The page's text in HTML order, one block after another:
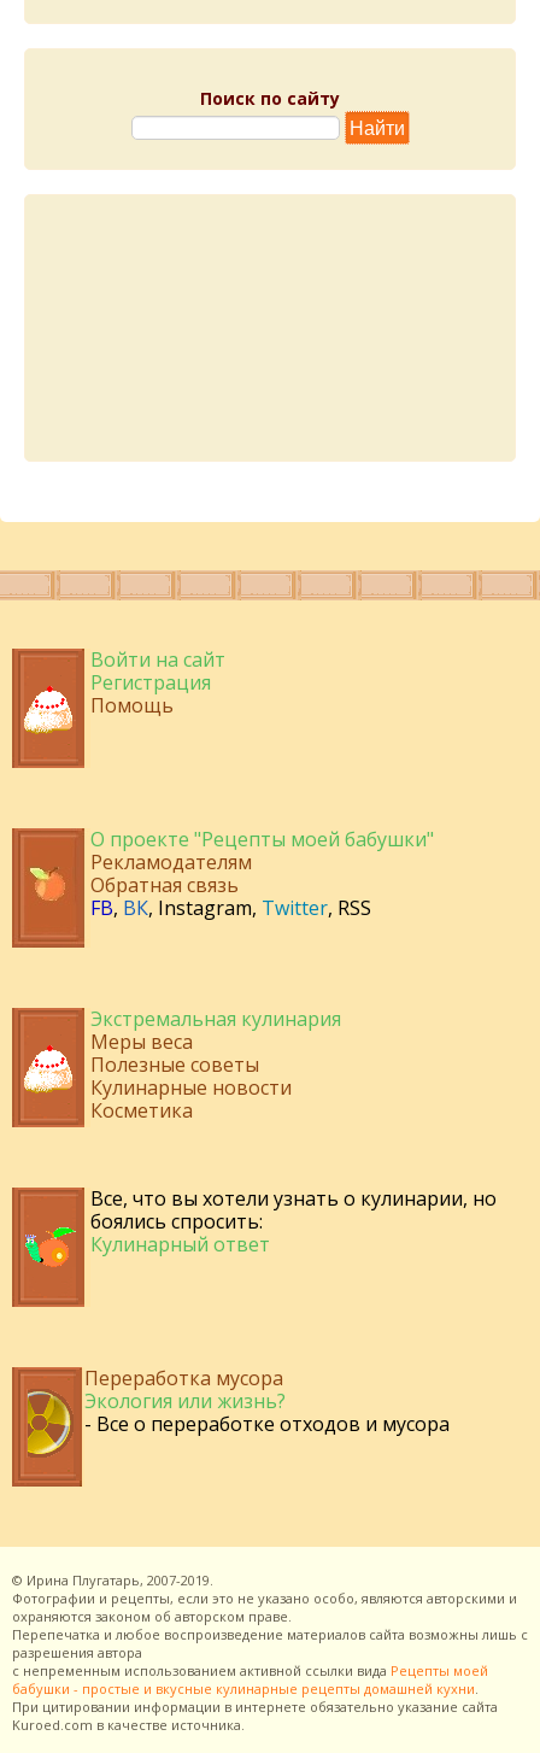
Поиск по сайту
Войти на сайт
Регистрация
Помощь
О проекте "Рецепты моей бабушки"
Рекламодателям
Обратная связь
FB, ВК, Instagram, Twitter, RSS
Экстремальная кулинария
Меры веса
Полезные советы
Кулинарные новости
Косметика
Все, что вы хотели узнать о кулинарии, но
боялись спросить:
Кулинарный ответ
Переработка мусора
Экология или жизнь?
- Все о переработке отходов и мусора
© Ирина Плугатарь, 2007-2019.
Фотографии и рецепты, если это не указано особо, являются авторскими и
охраняются законом об авторском праве.
Перепечатка и любое воспроизведение материалов сайта возможны лишь с
разрешения автора
с непременным использованием активной ссылки вида Рецепты моей
бабушки - простые и вкусные кулинарные рецепты домашней кухни
При цитировании информации в интернете обязательно указание сайта
Kuroed.com в качестве источника.